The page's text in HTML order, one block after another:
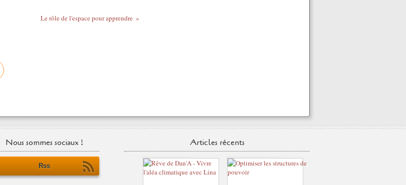
Le rôle de l'espace pour apprendre
Nous sommes sociaux !
Rss
Articles récents